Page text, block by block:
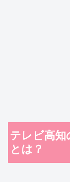
テレビ高知
とは？